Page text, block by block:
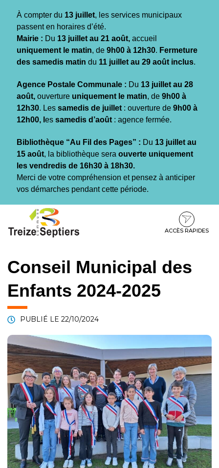
À compter du 13 juillet, les services municipaux
passent en horaires d’été.
Mairie : Du 13 juillet au 21 août, accueil
uniquement le matin, de 9h00 à 12h30. Fermeture
des samedis matin du 11 juillet au 29 août inclus.
Agence Postale Communale : Du 13 juillet au 28
août, ouverture uniquement le matin, de 9h00 à
12h30. Les samedis de juillet : ouverture de 9h00 à
12h00, l es samedis d’août : agence fermée.
Bibliothèque “Au Fil des Pages” : Du 13 juillet au
15 août, la bibliothèque sera ouverte uniquement
les vendredis de 16h30 à 18h30.
Merci de votre compréhension et pensez à anticiper
vos démarches pendant cette période.
contenu
pied
ACCÈS RAPIDES
Conseil Municipal des
Enfants 2024-2025
PUBLIÉ LE 22/10/2024